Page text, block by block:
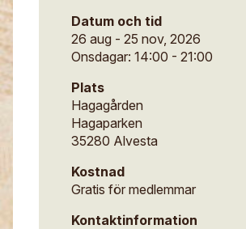
Datum och tid
26 aug - 25 nov, 2026
Onsdagar: 14:00 - 21:00
Plats
Hagagården
Hagaparken
35280 Alvesta
Kostnad
Gratis för medlemmar
Kontaktinformation